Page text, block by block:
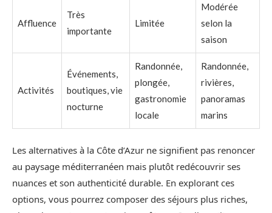
Affluence
Très
importante
Limitée
Modérée
selon la
saison
Activités
Événements,
boutiques, vie
nocturne
Randonnée,
plongée,
gastronomie
locale
Randonnée,
rivières,
panoramas
marins
Les alternatives à la Côte d’Azur ne signifient pas renoncer
au paysage méditerranéen mais plutôt redécouvrir ses
nuances et son authenticité durable. En explorant ces
options, vous pourrez composer des séjours plus riches,